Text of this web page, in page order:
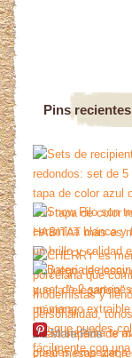
Pins recientes
More Pins